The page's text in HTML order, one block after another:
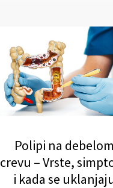
Polipi na debelom
crevu – Vrste,
i kada se